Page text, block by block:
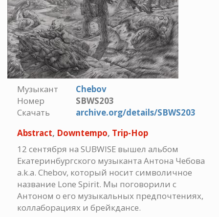
Музыкант
Chebov
Номер
SBWS203
Скачать
archive.org/details/SBWS203
Abstract, Downtempo, Trip-Hop
12 сентября на SUBWISE вышел альбом
Екатеринбургского музыканта Антона Чебова
a.k.a. Chebov, который носит символичное
название Lone Spirit. Мы поговорили с
Антоном о его музыкальных предпочтениях,
коллаборациях и брейкдансе.